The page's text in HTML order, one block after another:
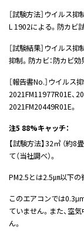
［試験方法］ウイルス
L 1902による。防カビ
［試験結果］ウイルス抑
抑制。防カビ：防カビ効
［報告書No.］ウイルス
2021FM11977R01E、
2021FM20449R01E。
注5 88%キャッチ：
【試験方法】32㎥ （約
て（当社調べ）。
PM2.5とは2.5㎛以下の
このエアコンでは
ていません。また、空
ん。